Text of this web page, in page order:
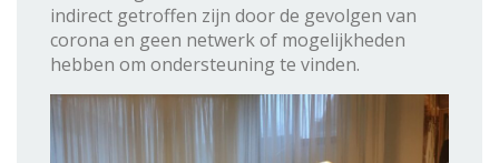
indirect getroffen zijn door de gevolgen van
corona en geen netwerk of mogelijkheden
hebben om ondersteuning te vinden.